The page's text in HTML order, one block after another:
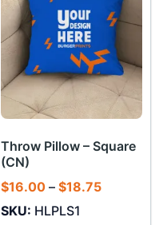
Throw Pillow – Square
(CN)
$16.00 – $18.75Khoảng
SKU: HLPLS1